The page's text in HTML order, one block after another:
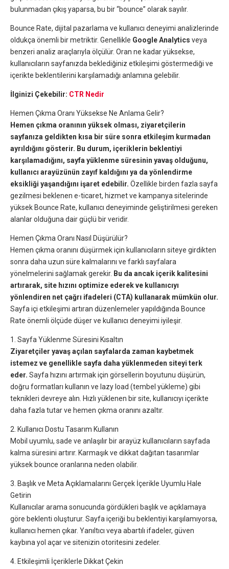
bulunmadan çıkış yaparsa, bu bir “bounce” olarak sayılır.
Bounce Rate, dijital pazarlama ve kullanıcı deneyimi analizlerinde
oldukça önemli bir metriktir. Genellikle Google Analytics veya
benzeri analiz araçlarıyla ölçülür. Oran ne kadar yüksekse,
kullanıcıların sayfanızda beklediğiniz etkileşimi göstermediği ve
içerikte beklentilerini karşılamadığı anlamına gelebilir.
İlginizi Çekebilir: CTR Nedir
Hemen Çıkma Oranı Yüksekse Ne Anlama Gelir?
Hemen çıkma oranının yüksek olması, ziyaretçilerin
sayfanıza geldikten kısa bir süre sonra etkileşim kurmadan
ayrıldığını gösterir. Bu durum, içeriklerin beklentiyi
karşılamadığını, sayfa yüklenme süresinin yavaş olduğunu,
kullanıcı arayüzünün zayıf kaldığını ya da yönlendirme
eksikliği yaşandığını işaret edebilir. Özellikle birden fazla sayfa
gezilmesi beklenen e-ticaret, hizmet ve kampanya sitelerinde
yüksek Bounce Rate, kullanıcı deneyiminde geliştirilmesi gereken
alanlar olduğuna dair güçlü bir veridir.
Hemen Çıkma Oranı Nasıl Düşürülür?
Hemen çıkma oranını düşürmek için kullanıcıların siteye girdikten
sonra daha uzun süre kalmalarını ve farklı sayfalara
yönelmelerini sağlamak gerekir. Bu da ancak içerik kalitesini
artırarak, site hızını optimize ederek ve kullanıcıyı
yönlendiren net çağrı ifadeleri (CTA) kullanarak mümkün olur.
Sayfa içi etkileşimi artıran düzenlemeler yapıldığında Bounce
Rate önemli ölçüde düşer ve kullanıcı deneyimi iyileşir.
1. Sayfa Yüklenme Süresini Kısaltın
Ziyaretçiler yavaş açılan sayfalarda zaman kaybetmek
istemez ve genellikle sayfa daha yüklenmeden siteyi terk
eder. Sayfa hızını artırmak için görsellerin boyutunu düşürün,
doğru formatları kullanın ve lazy load (tembel yükleme) gibi
teknikleri devreye alın. Hızlı yüklenen bir site, kullanıcıyı içerikte
daha fazla tutar ve hemen çıkma oranını azaltır.
2. Kullanıcı Dostu Tasarım Kullanın
Mobil uyumlu, sade ve anlaşılır bir arayüz kullanıcıların sayfada
kalma süresini artırır. Karmaşık ve dikkat dağıtan tasarımlar
yüksek bounce oranlarına neden olabilir.
3. Başlık ve Meta Açıklamalarını Gerçek İçerikle Uyumlu Hale
Getirin
Kullanıcılar arama sonucunda gördükleri başlık ve açıklamaya
göre beklenti oluşturur. Sayfa içeriği bu beklentiyi karşılamıyorsa,
kullanıcı hemen çıkar. Yanıltıcı veya abartılı ifadeler, güven
kaybına yol açar ve sitenizin otoritesini zedeler.
4. Etkileşimli İçeriklerle Dikkat Çekin